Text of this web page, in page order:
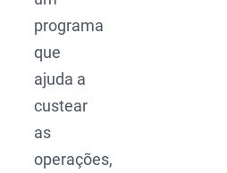
programa
que
ajuda a
custear
as
operações,